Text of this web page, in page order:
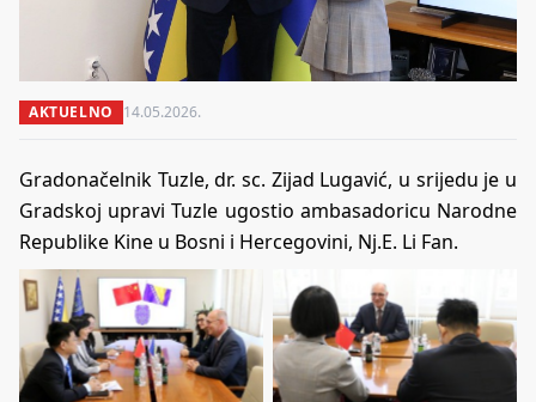
AKTUELNO 14.05.2026.
Gradonačelnik Tuzle, dr. sc. Zijad Lugavić, u srijedu je u
Gradskoj upravi Tuzle ugostio ambasadoricu Narodne
Republike Kine u Bosni i Hercegovini, Nj.E. Li Fan.